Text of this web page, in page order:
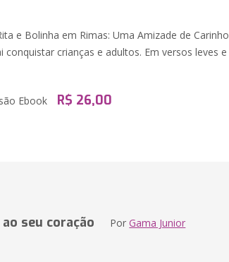
e Bolinha em Rimas: Uma Amizade de Carinho
crianças e adultos. Em versos leves e
Ebook R$ 26,00
seu coração PorGama Junior